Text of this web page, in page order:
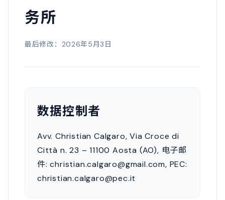
务所
最后修改：2026年5月3日
数据控制者
Avv. Christian Calgaro, Via Croce di
Città n. 23 – 11100 Aosta (AO), 电子邮
件: christian.calgaro@gmail.com, PEC:
christian.calgaro@pec.it